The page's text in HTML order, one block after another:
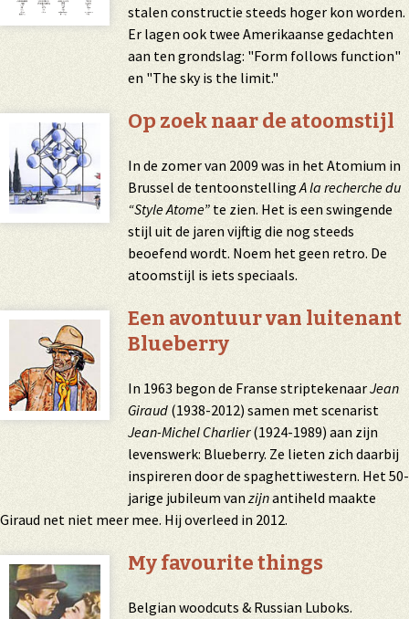
stalen constructie steeds hoger kon worden.
Er lagen ook twee Amerikaanse gedachten
aan ten grondslag: "Form follows function"
en "The sky is the limit."
Op zoek naar de atoomstijl
In de zomer van 2009 was in het Atomium in
Brussel de tentoonstellingA la recherche du
“Style Atome” te zien. Het is een swingende
stijl uit de jaren vijftig die nog steeds
beoefend wordt. Noem het geen retro. De
atoomstijl is iets speciaals.
Een avontuur van luitenant
Blueberry
In 1963 begon de Franse striptekenaarJean
Giraud (1938-2012) samen met scenarist
Jean-Michel Charlier(1924-1989) aan zijn
levenswerk: Blueberry. Ze lieten zich daarbij
inspireren door de spaghettiwestern. Het 50-
jarige jubileum vanzijnantiheld maakte
Giraud net niet meer mee. Hij overleed in 2012.
My favourite things
Belgian woodcuts & Russian Luboks.